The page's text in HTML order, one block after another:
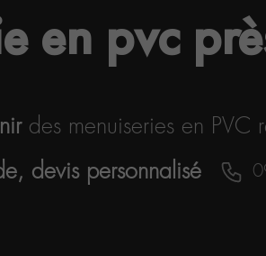
en pvc
des menuiseries en PVC
devis personnalisé